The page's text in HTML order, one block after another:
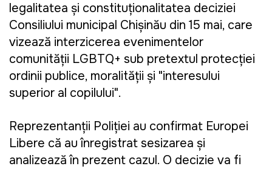
legalitatea și constituționalitatea deciziei
Consiliului municipal Chișinău din 15 mai, care
vizează interzicerea evenimentelor
comunității LGBTQ+ sub pretextul protecției
ordinii publice, moralității și "interesului
superior al copilului".
Reprezentanții Poliției au confirmat Europei
Libere că au înregistrat sesizarea și
analizează în prezent cazul. O decizie va fi